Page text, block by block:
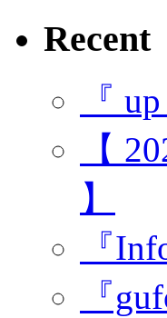
Recent
『
【
】
『
『